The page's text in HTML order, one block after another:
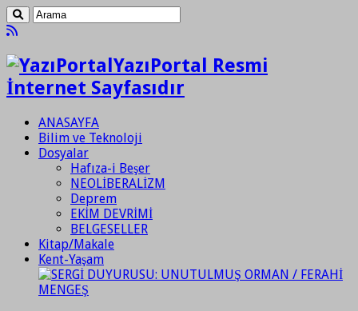
YazıPortal Resmi
İnternet Sayfasıdır
ANASAYFA
Bilim ve Teknoloji
Dosyalar
Hafıza-i Beşer
NEOLİBERALİZM
Deprem
EKİM DEVRİMİ
BELGESELLER
Kitap/Makale
Kent-Yaşam